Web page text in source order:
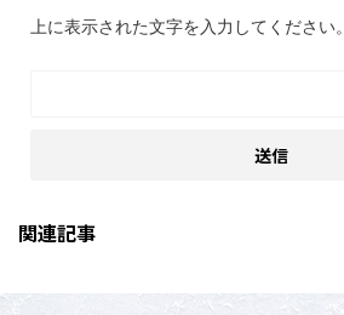
上に表示された文字を入力してください。
関連記事